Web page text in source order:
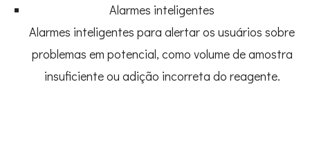
Alarmes inteligentes
Alarmes inteligentes para alertar os usuários sobre
problemas em potencial, como volume de amostra
insuficiente ou adição incorreta do reagente.